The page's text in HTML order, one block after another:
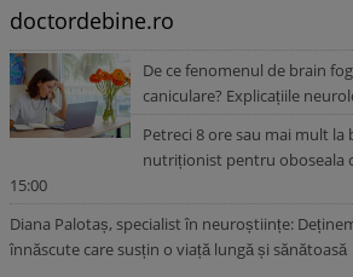
doctordebine.ro
De ce fenomenul de brain
caniculare? Explicațiile
Petreci 8 ore sau mai mult la
nutriționist pentru oboseala
15:00
Diana Palotaș, specialist în neuroștiințe:
înnăscute care susțin o viață lungă și sănătoasă